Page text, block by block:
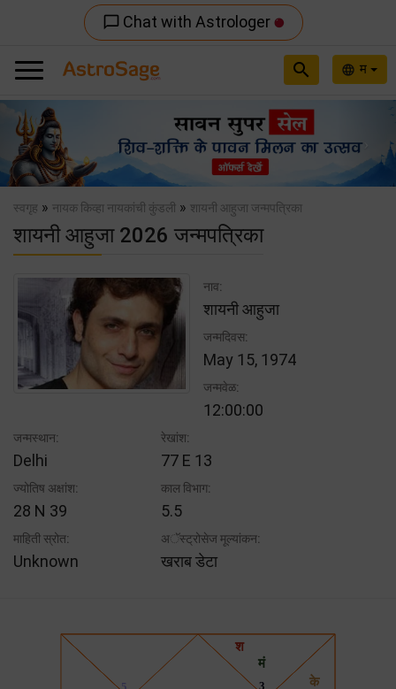
chat_bubble_outline Chat with Astrologer
language म
search
Previous
स्वगृह » नायक किव्हा नायकांची कुंडली » शायनी आहुजा जन्मपत्रिका
शायनी आहुजा 2026 जन्मपत्रिका
नाव:
शायनी आहुजा
जन्मदिवस:
May 15, 1974
जन्मवेळ:
12:00:00
जन्मस्थान:
Delhi
रेखांश:
77 E 13
ज्योतिष अक्षांश:
28 N 39
काल विभाग:
5.5
माहिती स्रोत:
Unknown
अॅस्ट्रोसेज मूल्यांकन:
खराब डेटा